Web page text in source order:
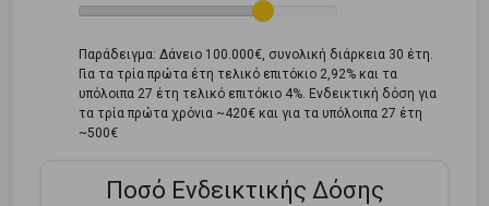
Παράδειγμα: Δάνειο 100.000€, συνολική διάρκεια 30 έτη.
Για τα τρία πρώτα έτη τελικό επιτόκιο 2,92% και τα
υπόλοιπα 27 έτη τελικό επιτόκιο 4%. Ενδεικτική δόση για
τα τρία πρώτα χρόνια ~420€ και για τα υπόλοιπα 27 έτη
~500€
Ποσό Ενδεικτικής Δόσης